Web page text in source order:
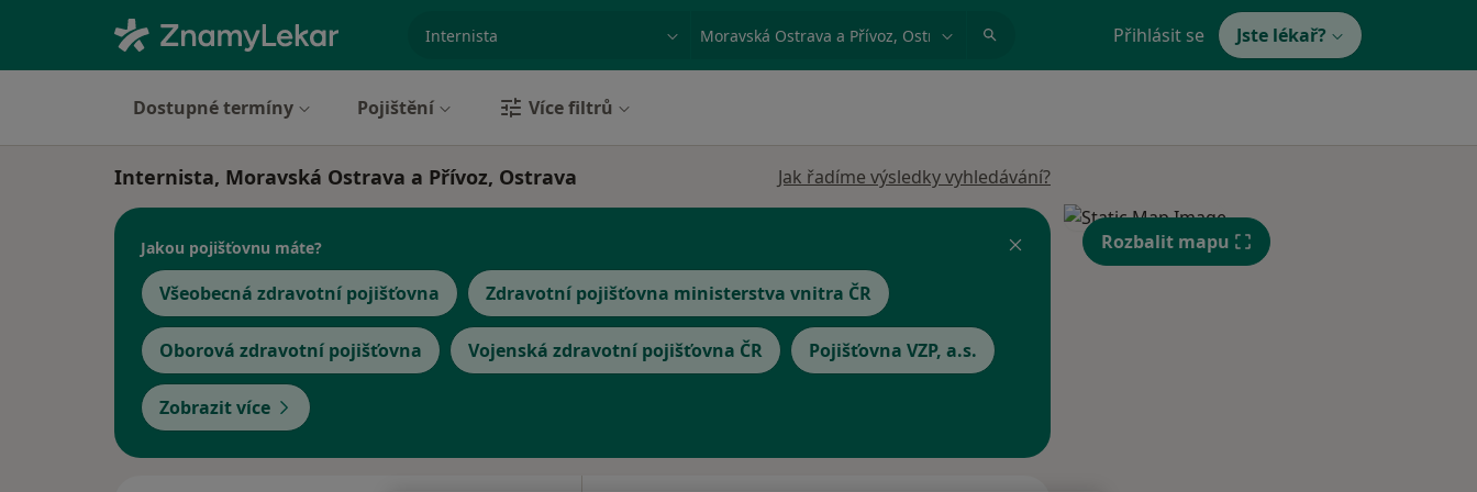
Město nebo region Přihlásit se Jste lékař?
Dostupné termíny Pojištění Více filtrů
Internista, Moravská Ostrava a Přívoz, Ostrava Jak řadíme výsledky vyhledávání?
Jakou pojišťovnu máte?
Všeobecná zdravotní pojišťovna Zdravotní pojišťovna ministerstva vnitra ČR
Oborová zdravotní pojišťovna Vojenská zdravotní pojišťovna ČR Pojišťovna VZP, a.s.
Zobrazit více
Rozbalit mapu